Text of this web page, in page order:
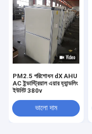
PM2.5 পরিশোধন dX AHU
AC ইন্ডাস্ট্রিয়াল এয়ার হ্যান্ডলিং
ইউনিট 380v
ভালো দাম